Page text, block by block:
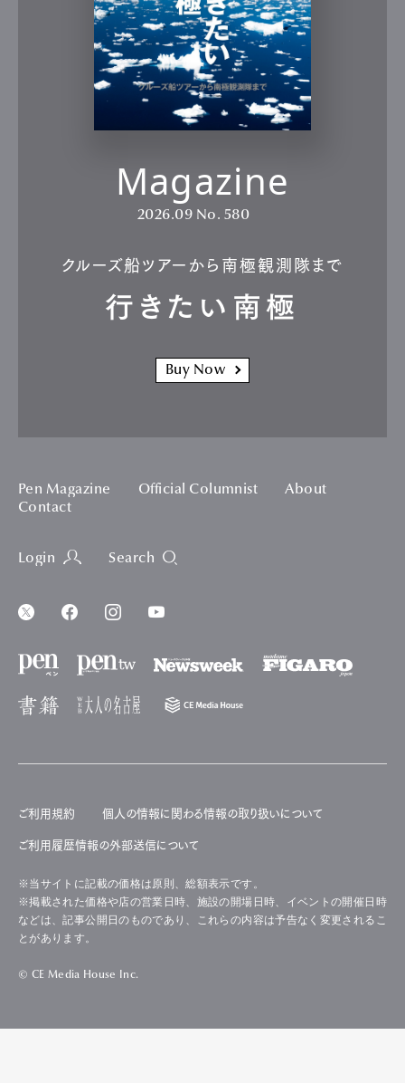
Magazine
2026.09 No. 580
クルーズ船ツアーから南極観測隊まで
行きたい南極
Buy Now
Pen Magazine Official Columnist
About
Contact
Login Search
ご利用規約 個人の情報に関わる情報の取り扱いについて
ご利用履歴情報の外部送信について
※当サイトに記載の価格は原則、総額表示です。
※掲載された価格や店の営業日時、施設の開場日時、イベントの開催日時
などは、記事公開日のものであり、これらの内容は予告なく変更されるこ
とがあります。
© CE Media House Inc.